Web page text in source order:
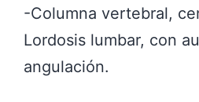
-Columna vertebral,
Lordosis lumbar, con
angulación.